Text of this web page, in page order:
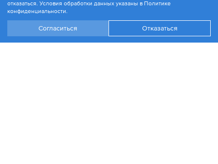
Политика конфиденциальности
отказаться. Условия обработки данных указаны в Политике
конфиденциальности.
Согласиться Отказаться